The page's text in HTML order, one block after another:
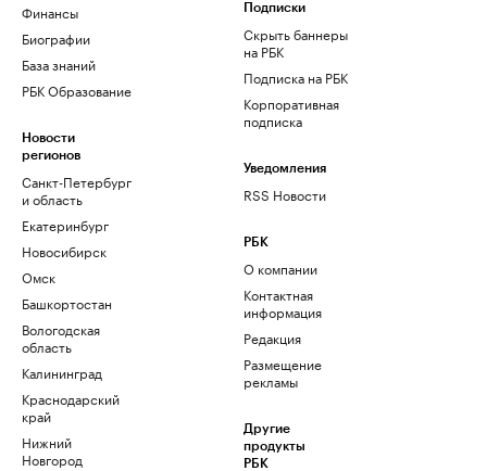
Финансы
Биографии
База знаний
РБК Образование
Новости
регионов
Санкт-Петербург
и область
Екатеринбург
Новосибирск
Омск
Башкортостан
Вологодская
область
Калининград
Краснодарский
край
Нижний
Новгород
Подписки
Скрыть баннеры
на РБК
Подписка на РБК
Корпоративная
подписка
Уведомления
RSS Новости
РБК
О компании
Контактная
информация
Редакция
Размещение
рекламы
Другие
продукты
РБК